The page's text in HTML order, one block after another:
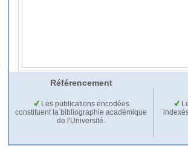
Référencement
Les publications encodées
constituent la bibliographie académique
de l'Université.